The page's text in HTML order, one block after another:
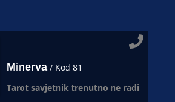
Minerva / Kod 81
Tarot savjetnik trenutno ne radi